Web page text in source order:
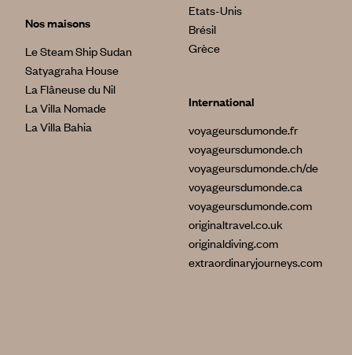
Nos maisons
Le Steam Ship Sudan
Satyagraha House
La Flâneuse du Nil
La Villa Nomade
La Villa Bahia
Etats-Unis
Brésil
Grèce
International
voyageursdumonde.fr
voyageursdumonde.ch
voyageursdumonde.ch/de
voyageursdumonde.ca
voyageursdumonde.com
originaltravel.co.uk
originaldiving.com
extraordinaryjourneys.com